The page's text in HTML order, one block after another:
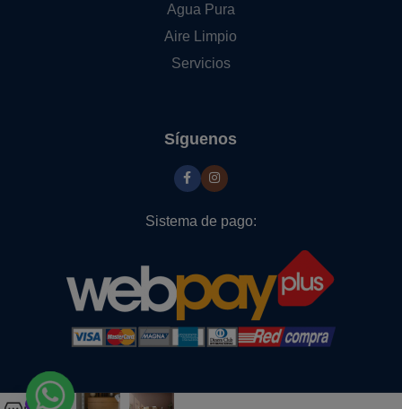
Clic para ampliar
Agua Pura
Aire Limpio
Servicios
Síguenos
Sistema de pago: